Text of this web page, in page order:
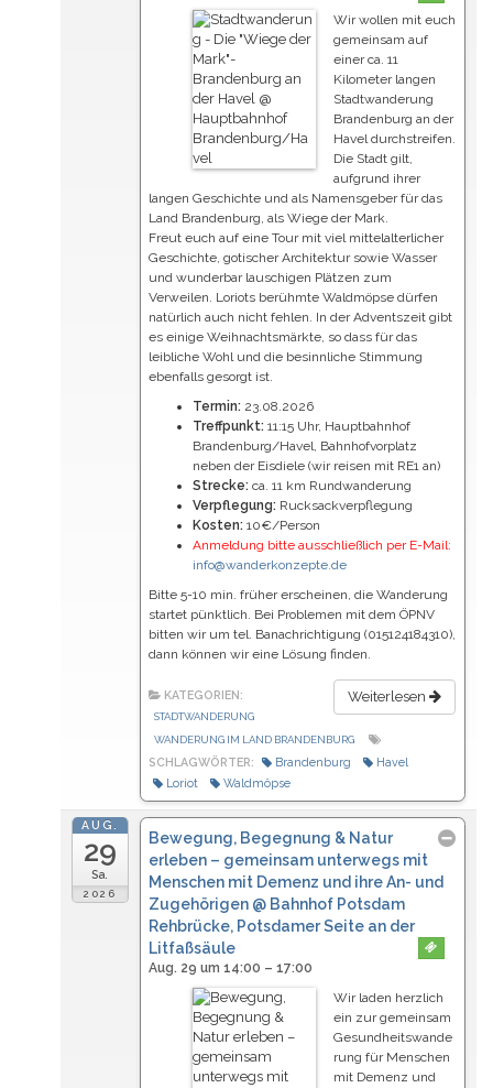
Wir wollen mit euch
gemeinsam auf
einer ca. 11
Kilometer langen
Stadtwanderung
Brandenburg an der
Havel durchstreifen.
Die Stadt gilt,
aufgrund ihrer
langen Geschichte und als Namensgeber für das
Land Brandenburg, als Wiege der Mark.
Freut euch auf eine Tour mit viel mittelalterlicher
Geschichte, gotischer Architektur sowie Wasser
und wunderbar lauschigen Plätzen zum
Verweilen. Loriots berühmte Waldmöpse dürfen
natürlich auch nicht fehlen. In der Adventszeit gibt
es einige Weihnachtsmärkte, so dass für das
leibliche Wohl und die besinnliche Stimmung
ebenfalls gesorgt ist.
Termin: 23.08.2026
Treffpunkt: 11:15 Uhr, Hauptbahnhof
Brandenburg/Havel, Bahnhofvorplatz
neben der Eisdiele (wir reisen mit RE1 an)
Strecke: ca. 11 km Rundwanderung
Verpflegung: Rucksackverpflegung
Kosten: 10€/Person
Anmeldung bitte ausschließlich per E-Mail:
info@wanderkonzepte.de
Bitte 5-10 min. früher erscheinen, die Wanderung
startet pünktlich. Bei Problemen mit dem ÖPNV
bitten wir um tel. Banachrichtigung (015124184310),
dann können wir eine Lösung finden.
Weiterlesen
KATEGORIEN:
STADTWANDERUNG
WANDERUNG IM LAND BRANDENBURG
SCHLAGWÖRTER: Brandenburg
Havel
Loriot
Waldmöpse
AUG.
29
Sa.
2026
Bewegung, Begegnung & Natur
erleben – gemeinsam unterwegs mit
Menschen mit Demenz und ihre An- und
Zugehörigen @ Bahnhof Potsdam
Rehbrücke, Potsdamer Seite an der
Litfaßsäule
Aug. 29 um 14:00 – 17:00
Wir laden herzlich
ein zur gemeinsam
Gesundheitswande
rung für Menschen
mit Demenz und